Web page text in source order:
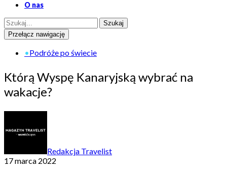
O nas
Przełącz nawigację
•Podróże po świecie
Którą Wyspę Kanaryjską wybrać na
wakacje?
Redakcja Travelist
17 marca 2022